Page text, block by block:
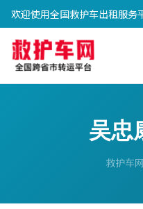
欢迎使用全国救护车出租服务
吴忠
救护车网